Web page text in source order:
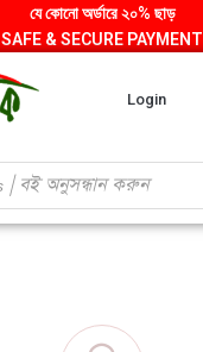
যে কোনো অর্ডারে ২০% ছাড়
SAFE & SECURE PAYMENT
Login